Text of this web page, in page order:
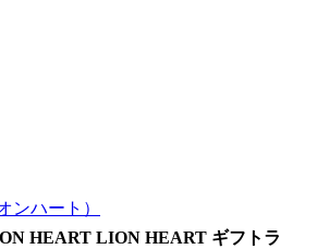
ンハート）
HEART LION HEART ギフトラ